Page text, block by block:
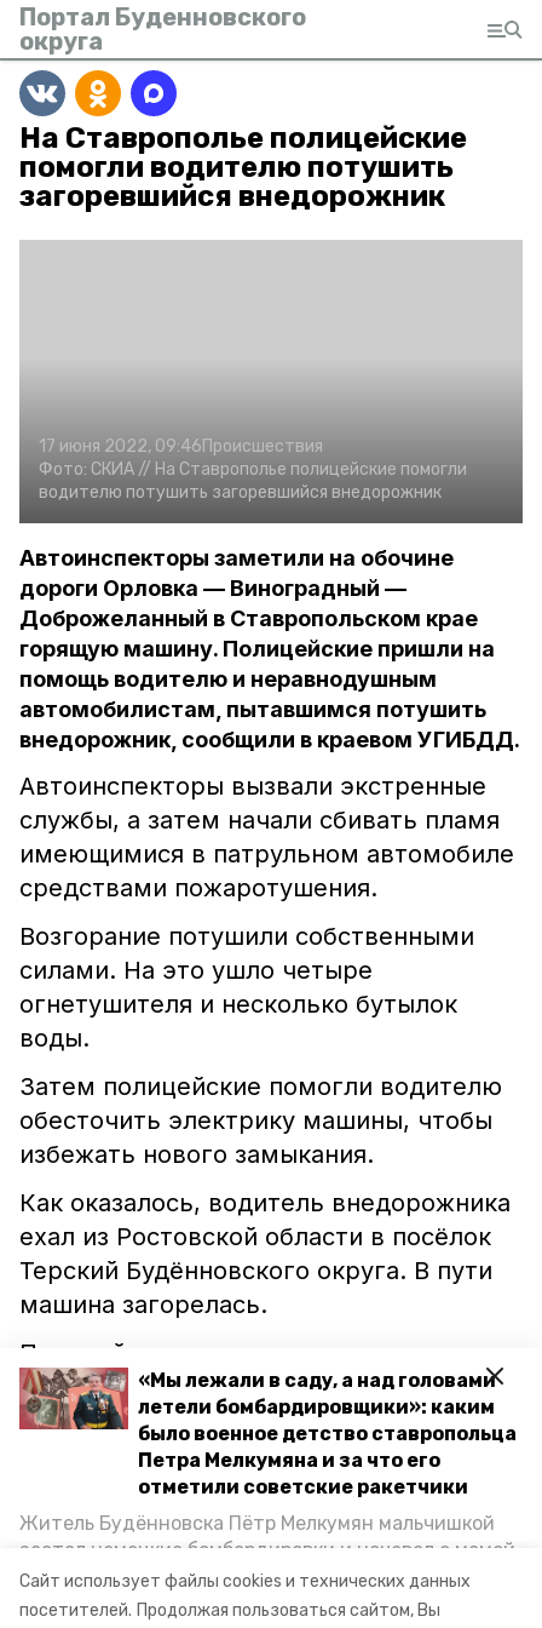
Сайт использует файлы cookies и технических данных
посетителей. Продолжая пользоваться сайтом, Вы
«Мы лежали в саду, а над головами
летели бомбардировщики»: каким
было военное детство ставропольца
Петра Мелкумяна и за что его
отметили советские ракетчики
Житель Будённовска Пётр Мелкумян мальчишкой
застал немецкие бомбардировки и ночевал с мамой
под открытым небом, когда гитлеровцы заняли их
дом. Чем запомнились эти дни, как выживали после
Портал Буденновского
округа
На Ставрополье полицейские
помогли водителю потушить
загоревшийся внедорожник
17 июня 2022, 09:46Происшествия
Фото: СКИА // На Ставрополье полицейские помогли
водителю потушить загоревшийся внедорожник
Автоинспекторы заметили на обочине
дороги Орловка — Виноградный —
Доброжеланный в Ставропольском крае
горящую машину. Полицейские пришли на
помощь водителю и неравнодушным
автомобилистам, пытавшимся потушить
внедорожник, сообщили в краевом УГИБДД.
Автоинспекторы вызвали экстренные
службы, а затем начали сбивать пламя
имеющимися в патрульном автомобиле
средствами пожаротушения.
Возгорание потушили собственными
силами. На это ушло четыре
огнетушителя и несколько бутылок
воды.
Затем полицейские помогли водителю
обесточить электрику машины, чтобы
избежать нового замыкания.
Как оказалось, водитель внедорожника
ехал из Ростовской области в посёлок
Терский Будённовского округа. В пути
машина загорелась.
Полицейские помогли отогнать
неисправный автомобиль на ремонт.
угибдд по ск